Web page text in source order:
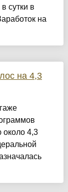
сутки в
на
на 4,3
около 4,3